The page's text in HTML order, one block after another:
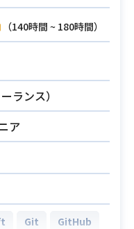
ていただく想定で
用いたスマートフ
能開発および保守
成、各種実装、お
ズの対応
、バックエンドエ
種メンバーとの円
ニケーション
るソースコードレ
管理業務
お伝えします。
（140時間 ~ 180時間）
ランス）
ア
Git GitHub